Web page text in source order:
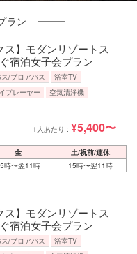
ラン
ス】モダンリゾートス
宿泊女子会プラン
/ブロアバス
浴室TV
プレーヤー
空気清浄機
1人あたり : ¥5,400〜
金
土/祝前/連休
時〜翌11時 15時〜翌11時
ス】モダンリゾートス
宿泊女子会プラン
/ブロアバス
浴室TV